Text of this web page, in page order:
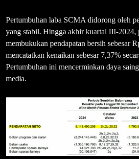
Pertumbuhan laba SCMA didorong oleh
yang stabil. Hingga akhir kuartal III-2024,
membukukan pendapatan bersih sebesar
mencatatkan kenaikan sebesar 7,37%
Pertumbuhan ini mencerminkan daya
media.